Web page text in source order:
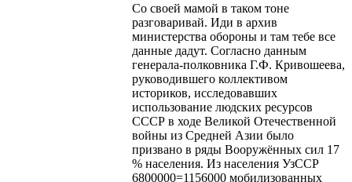
Со своей мамой в таком тоне
разговаривай. Иди в архив
министерства обороны и там тебе все
данные дадут. Согласно данным
генерала-полковника Г.Ф. Кривошеева,
руководившего коллективом
историков, исследовавших
использование людских ресурсов
СССР в ходе Великой Отечественной
войны из Средней Азии было
призвано в ряды Вооружённых сил 17
% населения. Из населения УзССР
6800000=1156000 мобилизованных